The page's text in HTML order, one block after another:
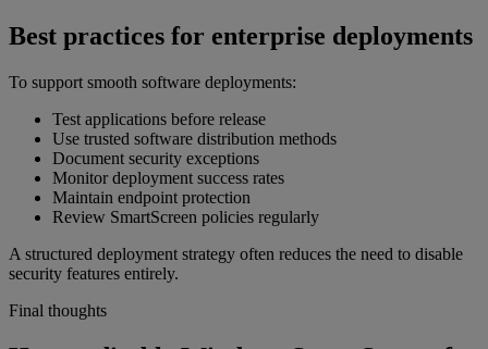
Best practices for enterprise deployments
To support smooth software deployments:
Test applications before release
Use trusted software distribution methods
Document security exceptions
Monitor deployment success rates
Maintain endpoint protection
Review SmartScreen policies regularly
A structured deployment strategy often reduces the need to disable
security features entirely.
Final thoughts